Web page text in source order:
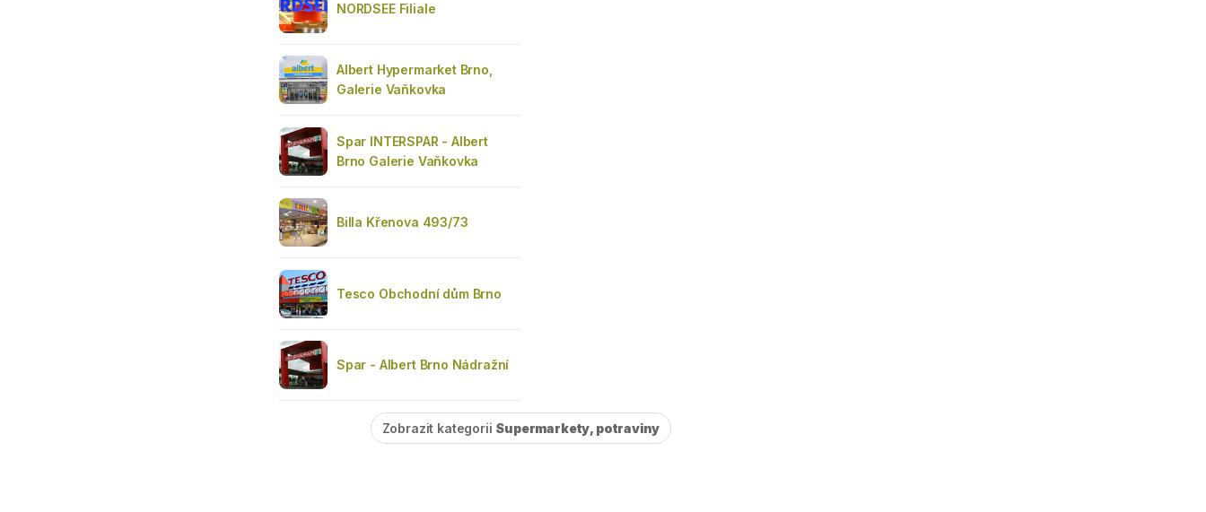
NORDSEE Filiale
Albert Hypermarket Brno,
Galerie Vaňkovka
Spar INTERSPAR - Albert
Brno Galerie Vaňkovka
Billa Křenova 493/73
Tesco Obchodní dům Brno
Spar - Albert Brno Nádražní
Zobrazit kategorii Supermarkety, potraviny